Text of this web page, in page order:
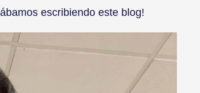
escribiendo este blog!